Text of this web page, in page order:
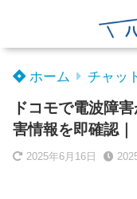
ホーム チャッ
ドコモで電波障
害情報を即確認
2025年6月16日